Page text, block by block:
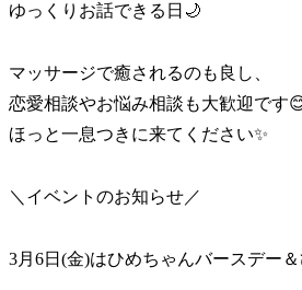
ゆっくりお話できる日🌙
マッサージで癒されるのも良し、
恋愛相談やお悩み相談も大歓迎です
ほっと一息つきに来てください✨
＼イベントのお知らせ／
3月6日(金)はひめちゃんバースデー